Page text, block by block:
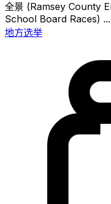
全景 (Ramsey County
School Board Races) ...
地方选举